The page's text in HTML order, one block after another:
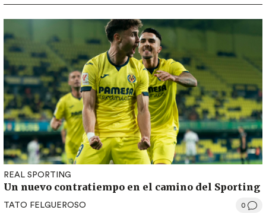
REAL SPORTING
Un nuevo contratiempo en el camino del Sporting
TATO FELGUEROSO 0